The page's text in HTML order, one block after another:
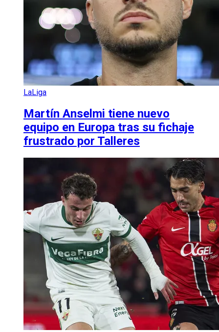
LaLiga
Martín Anselmi tiene nuevo
equipo en Europa tras su fichaje
frustrado por Talleres